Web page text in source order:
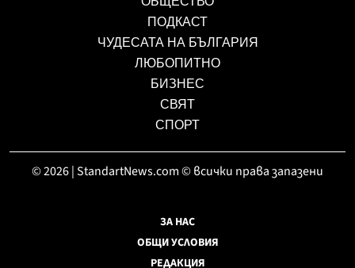
ПОДКАСТ
ЧУДЕСАТА НА БЪЛГАРИЯ
ЛЮБОПИТНО
БИЗНЕС
СВЯТ
СПОРТ
© 2026 | StandartNews.com © всички права запазени
ЗА НАС
ОБЩИ УСЛОВИЯ
РЕДАКЦИЯ